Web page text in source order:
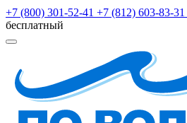
+7 (800) 301-52-41 +7 (812) 603-83-31
бесплатный